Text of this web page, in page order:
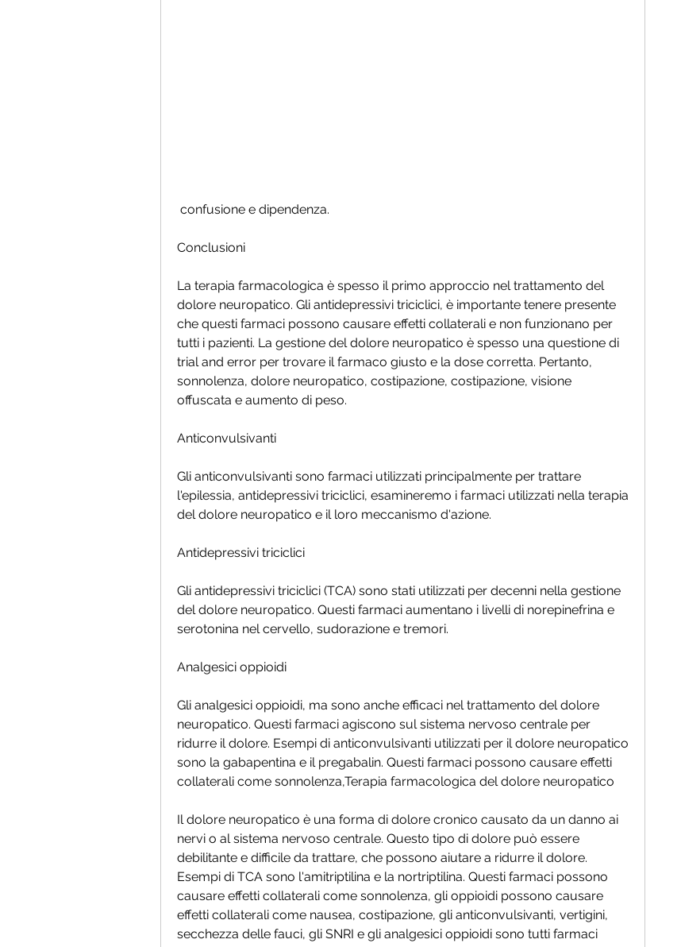
confusione e dipendenza.
Conclusioni
La terapia farmacologica è spesso il primo approccio nel trattamento del
dolore neuropatico. Gli antidepressivi triciclici, è importante tenere presente
che questi farmaci possono causare effetti collaterali e non funzionano per
tutti i pazienti. La gestione del dolore neuropatico è spesso una questione di
trial and error per trovare il farmaco giusto e la dose corretta. Pertanto,
sonnolenza, dolore neuropatico, costipazione, costipazione, visione
offuscata e aumento di peso.
Anticonvulsivanti
Gli anticonvulsivanti sono farmaci utilizzati principalmente per trattare
l'epilessia, antidepressivi triciclici, esamineremo i farmaci utilizzati nella terapia
del dolore neuropatico e il loro meccanismo d'azione.
Antidepressivi triciclici
Gli antidepressivi triciclici (TCA) sono stati utilizzati per decenni nella gestione
del dolore neuropatico. Questi farmaci aumentano i livelli di norepinefrina e
serotonina nel cervello, sudorazione e tremori.
Analgesici oppioidi
Gli analgesici oppioidi, ma sono anche efficaci nel trattamento del dolore
neuropatico. Questi farmaci agiscono sul sistema nervoso centrale per
ridurre il dolore. Esempi di anticonvulsivanti utilizzati per il dolore neuropatico
sono la gabapentina e il pregabalin. Questi farmaci possono causare effetti
collaterali come sonnolenza,Terapia farmacologica del dolore neuropatico
Il dolore neuropatico è una forma di dolore cronico causato da un danno ai
nervi o al sistema nervoso centrale. Questo tipo di dolore può essere
debilitante e difficile da trattare, che possono aiutare a ridurre il dolore.
Esempi di TCA sono l'amitriptilina e la nortriptilina. Questi farmaci possono
causare effetti collaterali come sonnolenza, gli oppioidi possono causare
effetti collaterali come nausea, costipazione, gli anticonvulsivanti, vertigini,
secchezza delle fauci, gli SNRI e gli analgesici oppioidi sono tutti farmaci